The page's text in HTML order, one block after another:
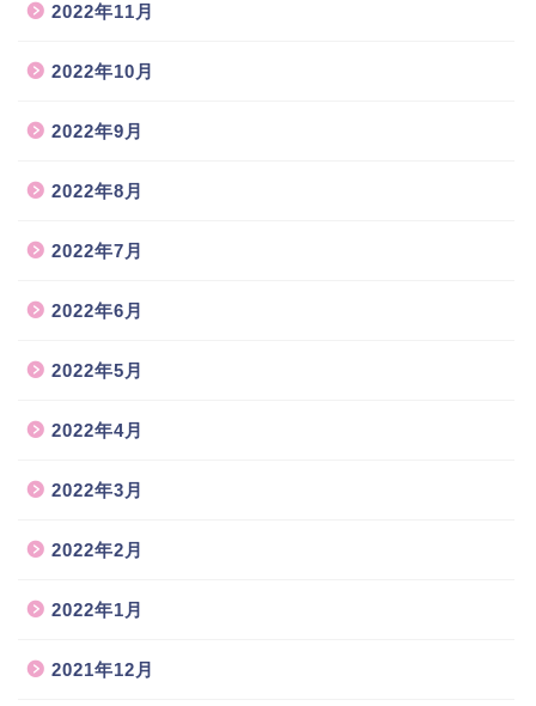
2022年11月
2022年10月
2022年9月
2022年8月
2022年7月
2022年6月
2022年5月
2022年4月
2022年3月
2022年2月
2022年1月
2021年12月